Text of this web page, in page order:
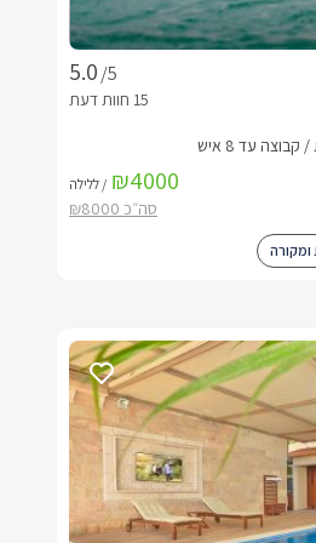
/5
₪4000 / ללילה
ומקורה